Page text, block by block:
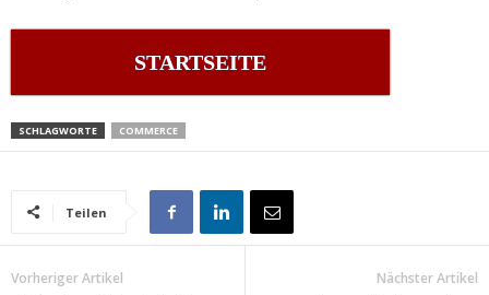
STARTSEITE
SCHLAGWORTE COMMERCE
Teilen
Vorheriger Artikel Nächster Artikel